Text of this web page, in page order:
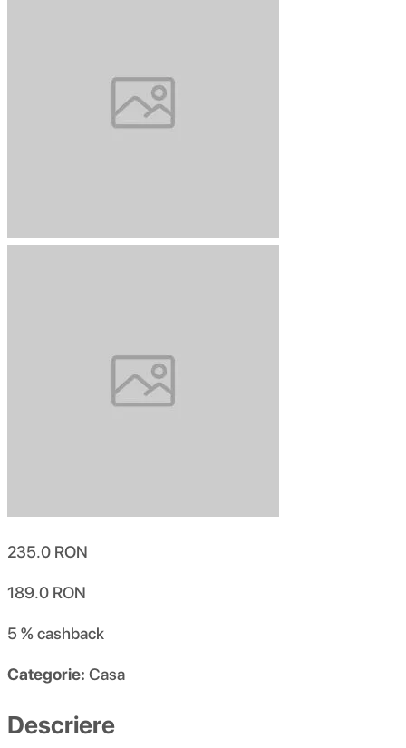
235.0 RON
189.0 RON
5 %cashback
Categorie: Casa
Descriere